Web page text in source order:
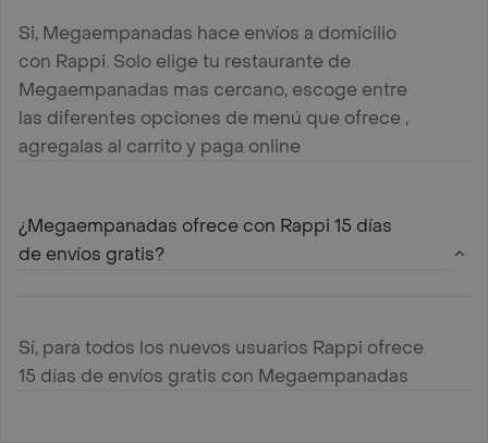
Si, Megaempanadas hace envíos a domicilio
con Rappi. Solo elige tu restaurante de
Megaempanadas mas cercano, escoge entre
las diferentes opciones de menú que ofrece ,
agregalas al carrito y paga online
¿Megaempanadas ofrece con Rappi 15 días
de envíos gratis?
Sí, para todos los nuevos usuarios Rappi ofrece
15 días de envíos gratis con Megaempanadas